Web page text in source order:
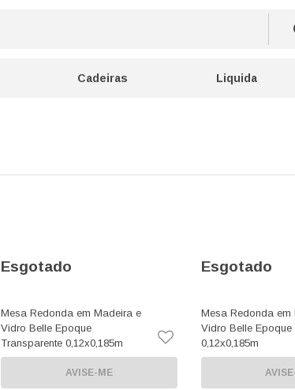
Cadeiras Liquida
Esgotado
Mesa Redonda em Madeira e
Vidro Belle Epoque
Transparente 0,12x0,185m
AVISE-ME
Esgotado
Mesa Redonda em
Vidro Belle Epoque
0,12x0,185m